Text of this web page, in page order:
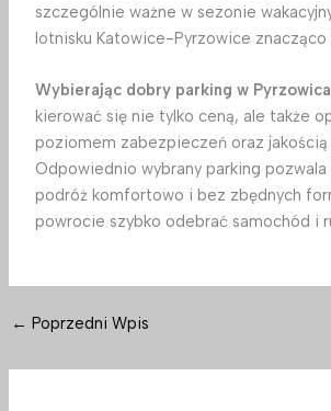
szczególnie ważne w sezonie
lotnisku Katowice-Pyrzowice znacząco
Wybierając dobry parking w
kierować się nie tylko ceną, ale także
poziomem zabezpieczeń oraz jakością
Odpowiednio wybrany parking
podróż komfortowo i bez zbędnych
powrocie szybko odebrać samochód i
← Poprzedni Wpis